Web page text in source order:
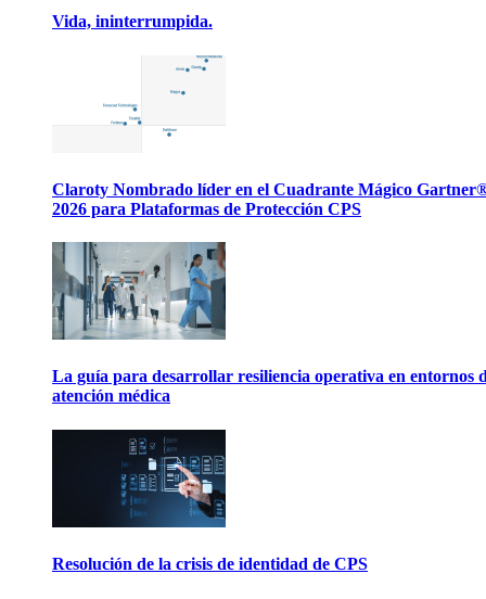
Vida, ininterrumpida.
Claroty Nombrado líder en el Cuadrante Mágico
2026 para Plataformas de Protección CPS
La guía para desarrollar resiliencia operativa en entornos
atención médica
Resolución de la crisis de identidad de CPS